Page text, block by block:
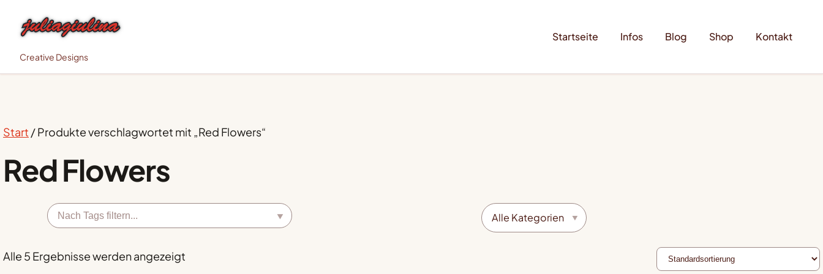
Creative Designs
Startseite Infos Blog Shop Kontakt
Start / Produkte verschlagwortet mit „Red Flowers“
Red Flowers
▼ Alle Kategorien ▼
Alle 5 Ergebnisse werden angezeigt